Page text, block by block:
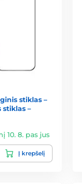
stiklas –
–
10. 8. pas jus
Į krepšelį